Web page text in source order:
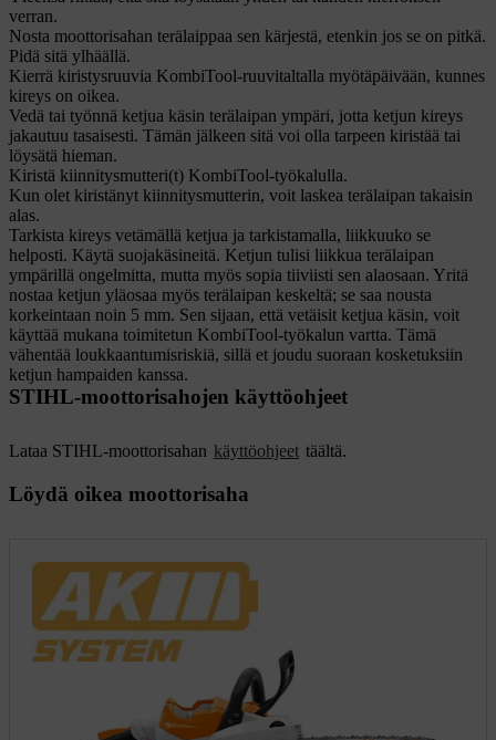
verran.
Nosta moottorisahan terälaippaa sen kärjestä, etenkin jos se on pitkä.
Pidä sitä ylhäällä.
Kierrä kiristysruuvia KombiTool-ruuvitaltalla myötäpäivään, kunnes
kireys on oikea.
Vedä tai työnnä ketjua käsin terälaipan ympäri, jotta ketjun kireys
jakautuu tasaisesti. Tämän jälkeen sitä voi olla tarpeen kiristää tai
löysätä hieman.
Kiristä kiinnitysmutteri(t) KombiTool-työkalulla.
Kun olet kiristänyt kiinnitysmutterin, voit laskea terälaipan takaisin
alas.
Tarkista kireys vetämällä ketjua ja tarkistamalla, liikkuuko se
helposti. Käytä suojakäsineitä. Ketjun tulisi liikkua terälaipan
ympärillä ongelmitta, mutta myös sopia tiiviisti sen alaosaan. Yritä
nostaa ketjun yläosaa myös terälaipan keskeltä; se saa nousta
korkeintaan noin 5 mm. Sen sijaan, että vetäisit ketjua käsin, voit
käyttää mukana toimitetun KombiTool-työkalun vartta. Tämä
vähentää loukkaantumisriskiä, sillä et joudu suoraan kosketuksiin
ketjun hampaiden kanssa.
STIHL-moottorisahojen käyttöohjeet
Lataa STIHL-moottorisahan käyttöohjeet täältä.
Löydä oikea moottorisaha